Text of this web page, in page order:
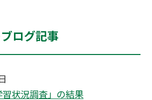
ログ記事
習状況調査」の結果